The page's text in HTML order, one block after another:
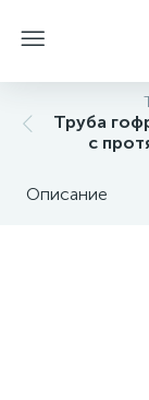
Труба
с
Описание